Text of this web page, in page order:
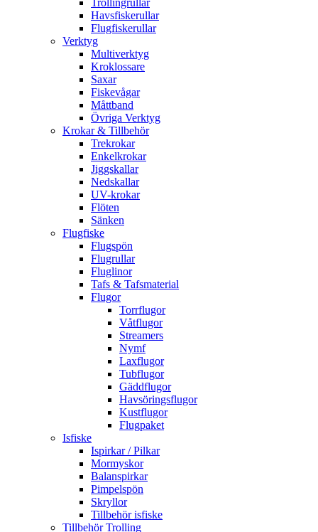
Havsfiskerullar
Flugfiskerullar
Verktyg
Multiverktyg
Kroklossare
Saxar
Fiskevågar
Måttband
Övriga Verktyg
Krokar & Tillbehör
Trekrokar
Enkelkrokar
Jiggskallar
Nedskallar
UV-krokar
Flöten
Sänken
Flugfiske
Flugspön
Flugrullar
Fluglinor
Tafs & Tafsmaterial
Flugor
Torrflugor
Våtflugor
Streamers
Nymf
Laxflugor
Tubflugor
Gäddflugor
Havsöringsflugor
Kustflugor
Flugpaket
Isfiske
Ispirkar / Pilkar
Mormyskor
Balanspirkar
Pimpelspön
Skryllor
Tillbehör isfiske
Tillbehör Trolling